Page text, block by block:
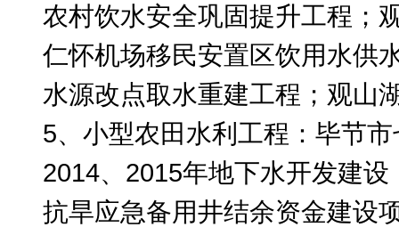
农村饮水安全巩固提升工程；
仁怀机场移民安置区饮用水供
水源改点取水重建工程；观山
5、小型农田水利工程：毕节
2014、 2015年地下水开发建
抗旱应急备用井结余资金建设